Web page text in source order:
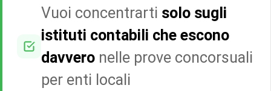
Vuoi concentrarti solo sugli
istituti contabili che escono
davvero nelle prove concorsuali
per enti locali